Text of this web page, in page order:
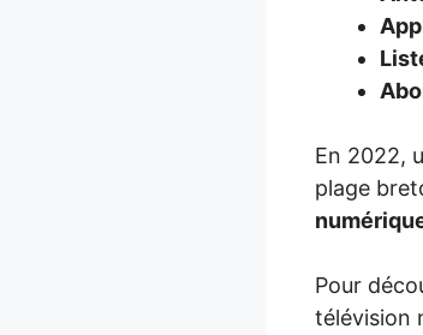
En 2022,
plage
Pour
télévision